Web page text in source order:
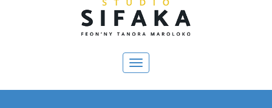
Toggle
navigation